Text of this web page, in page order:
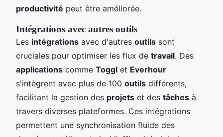
productivité peut être améliorée.
Intégrations avec autres outils
Les intégrations avec d'autres outils sont
cruciales pour optimiser les flux de travail. Des
applications comme Toggl et Everhour
s'intègrent avec plus de 100 outils différents,
facilitant la gestion des projets et des tâches à
travers diverses plateformes. Ces intégrations
permettent une synchronisation fluide des